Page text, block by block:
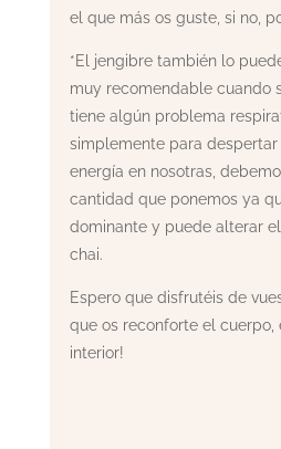
el que más os guste, si no,
*El jengibre también lo
muy recomendable cuando
tiene algún problema
simplemente para despertar
energía en nosotras,
cantidad que ponemos ya
dominante y puede alterar
chai.
Espero que disfrutéis de
que os reconforte el cuerpo,
interior!